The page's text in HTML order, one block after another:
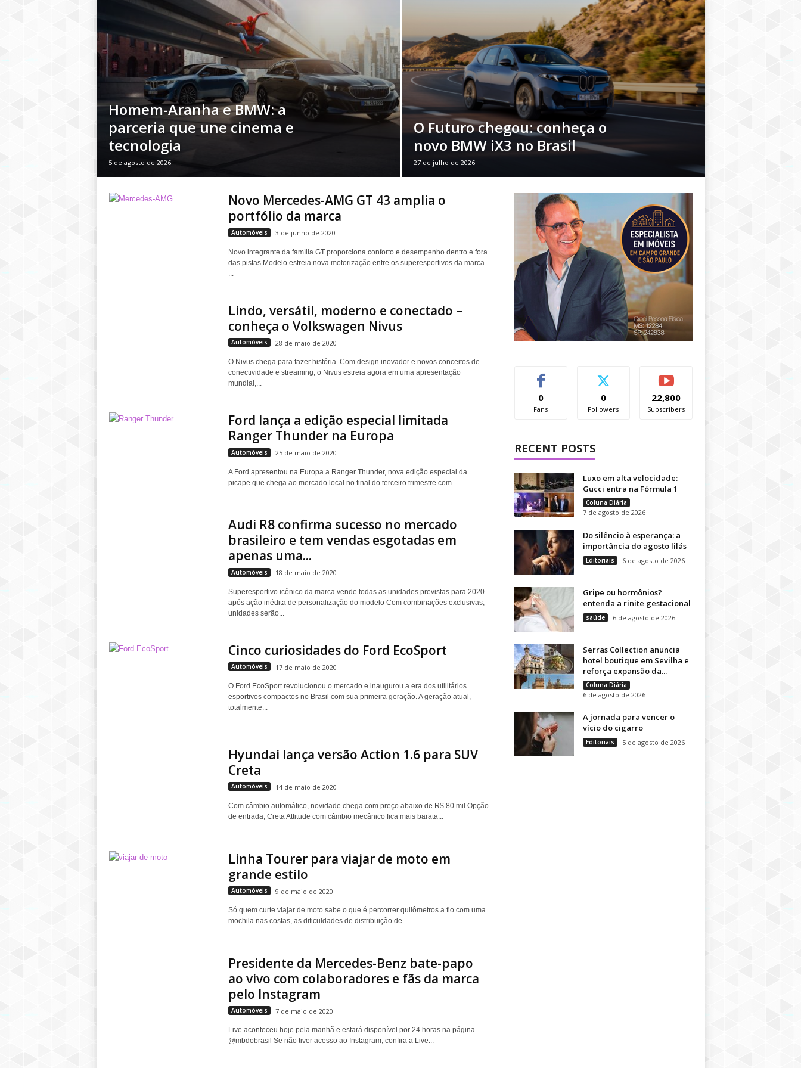
Homem-Aranha e BMW: a
parceria que une cinema e
tecnologia
5 de agosto de 2026
O Futuro chegou: conheça o
novo BMW iX3 no Brasil
27 de julho de 2026
Novo Mercedes-AMG GT 43 amplia o
portfólio da marca
Automóveis 3 de junho de 2020
Novo integrante da família GT proporciona conforto e desempenho dentro e fora
das pistas Modelo estreia nova motorização entre os superesportivos da marca
Lindo, versátil, moderno e conectado –
conheça o Volkswagen Nivus
Automóveis 28 de maio de 2020
O Nivus chega para fazer história. Com design inovador e novos conceitos de
conectividade e streaming, o Nivus estreia agora em uma apresentação
mundial,...
Ford lança a edição especial limitada
Ranger Thunder na Europa
Automóveis 25 de maio de 2020
A Ford apresentou na Europa a Ranger Thunder, nova edição especial da
picape que chega ao mercado local no final do terceiro trimestre com...
Audi R8 confirma sucesso no mercado
brasileiro e tem vendas esgotadas em
apenas uma...
Automóveis 18 de maio de 2020
Superesportivo icônico da marca vende todas as unidades previstas para 2020
após ação inédita de personalização do modelo Com combinações exclusivas,
unidades serão...
Cinco curiosidades do Ford EcoSport
Automóveis 17 de maio de 2020
O Ford EcoSport revolucionou o mercado e inaugurou a era dos utilitários
esportivos compactos no Brasil com sua primeira geração. A geração atual,
totalmente...
Hyundai lança versão Action 1.6 para SUV
Creta
Automóveis 14 de maio de 2020
Com câmbio automático, novidade chega com preço abaixo de R$ 80 mil Opção
de entrada, Creta Attitude com câmbio mecânico fica mais barata...
Linha Tourer para viajar de moto em
grande estilo
Automóveis 9 de maio de 2020
Só quem curte viajar de moto sabe o que é percorrer quilômetros a fio com uma
mochila nas costas, as dificuldades de distribuição de...
Presidente da Mercedes-Benz bate-papo
ao vivo com colaboradores e fãs da marca
pelo Instagram
Automóveis 7 de maio de 2020
Live aconteceu hoje pela manhã e estará disponível por 24 horas na página
@mbdobrasil Se não tiver acesso ao Instagram, confira a Live...
0
Fans
0
Followers
22,800
Subscribers
RECENT POSTS
Luxo em alta velocidade:
Gucci entra na Fórmula 1
Coluna Diária
7 de agosto de 2026
Do silêncio à esperança: a
importância do agosto lilás
Editoriais 6 de agosto de 2026
Gripe ou hormônios?
entenda a rinite gestacional
saúde 6 de agosto de 2026
Serras Collection anuncia
hotel boutique em Sevilha e
reforça expansão da...
Coluna Diária
6 de agosto de 2026
A jornada para vencer o
vício do cigarro
Editoriais 5 de agosto de 2026